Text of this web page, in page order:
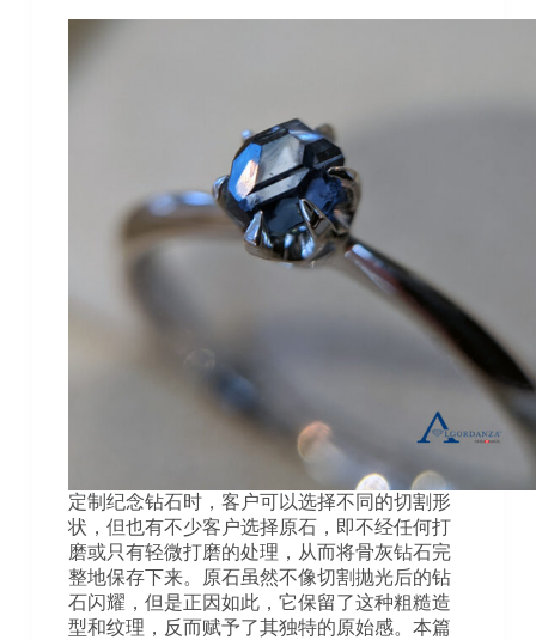
定制纪念钻石时，客户可以选择不同的切割形
状，但也有不少客户选择原石，即不经任何打
磨或只有轻微打磨的处理，从而将骨灰钻石完
整地保存下来。原石虽然不像切割抛光后的钻
石闪耀，但是正因如此，它保留了这种粗糙造
型和纹理，反而赋予了其独特的原始感。本篇